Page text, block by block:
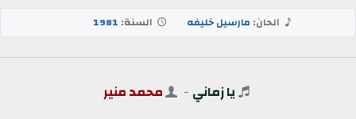
الحان: مارسيل خليفه السنة: 1981
يا زماني - محمد منير